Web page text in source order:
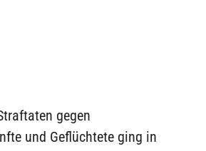
gegen
und Geflüchtete ging in